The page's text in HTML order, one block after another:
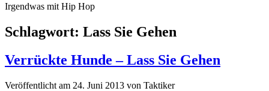
Irgendwas mit Hip Hop
Schlagwort: Lass Sie Gehen
Verrückte Hunde – Lass Sie Gehen
Veröffentlicht am 24. Juni 2013 von Taktiker